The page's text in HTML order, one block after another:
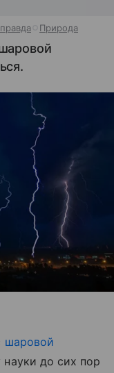
Природа
шаровой
до сих пор